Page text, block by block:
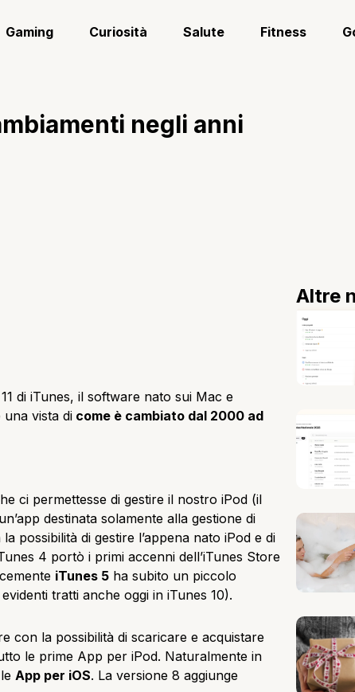
Gaming Curiosità Salute Fitness
negli anni
di iTunes, il software nato sui Mac e
vista di come è cambiato dal 2000 ad
ci permettesse di gestire il nostro iPod (il
destinata solamente alla gestione di
possibilità di gestire l’appena nato iPod e di
4 portò i primi accenni dell’iTunes Store
iTunes 5 ha subito un piccolo
tratti anche oggi in iTunes 10).
con la possibilità di scaricare e acquistare
le prime App per iPod. Naturalmente in
App per iOS. La versione 8 aggiunge
Altre